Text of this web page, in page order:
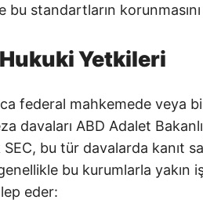
bu standartların
Hukuki Yetkileri
federal mahkemede veya
davaları ABD Adalet
bu tür davalarda kanıt
bu kurumlarla yakın
eder: